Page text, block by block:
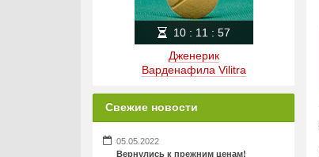
Дженерик
Варденафила Vilitra
10: 11 : 57
Свежие новости
05.05.2022
Вернулись к прежним ценам!